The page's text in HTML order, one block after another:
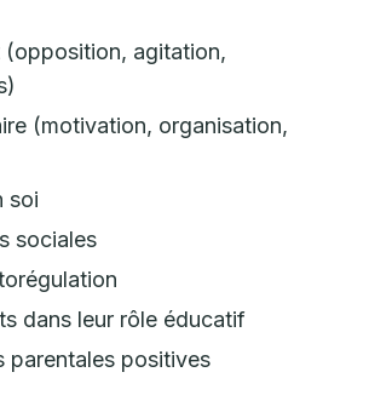
(opposition, agitation,
(motivation, organisation,
soi
sociales
dans leur rôle éducatif
parentales positives